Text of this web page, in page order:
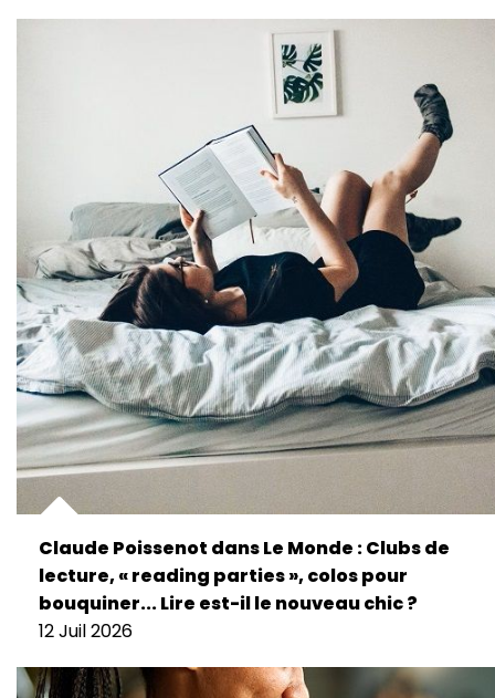
Claude Poissenot dans Le Monde : Clubs de
lecture, « reading parties », colos pour
bouquiner... Lire est-il le nouveau chic ?
12 Juil 2026